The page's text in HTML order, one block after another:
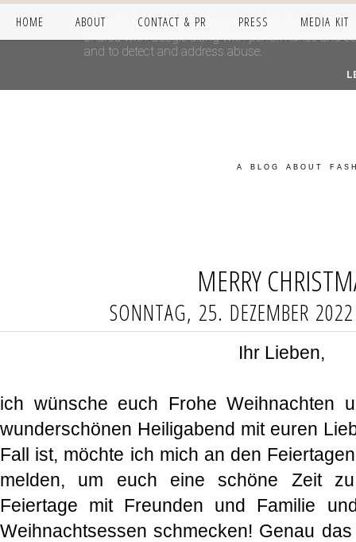
HOME ABOUT CONTACT & PR PRESS MEDIA KIT
A BLOG ABOUT
MERRY
SONNTAG, 25. DEZEMBER 2022
Ihr Lieben,
ich wünsche euch Frohe Weihnachten
wunderschönen Heiligabend mit euren
Fall ist, möchte ich mich an den
melden, um euch eine schöne Zeit
Feiertage mit Freunden und Familie
Weihnachtsessen schmecken! Genau
This site uses cookies from Google to deliver its
shared with Google along with performance and
and to detect and address abuse.